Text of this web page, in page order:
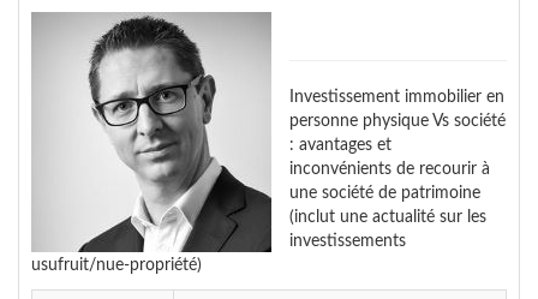
Investissement immobilier en
personne physique Vs société
: avantages et
inconvénients de recourir à
une société de patrimoine
(inclut une actualité sur les
investissements
usufruit/nue-propriété)